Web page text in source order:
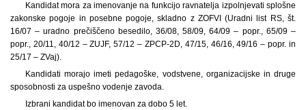
Kandidat mora za imenovanje na funkcijo ravnatelja izpolnjevati splošne
zakonske pogoje in posebne pogoje, skladno z ZOFVI (Uradni list RS, št.
16/07 – uradno prečiščeno besedilo, 36/08, 58/09, 64/09 – popr., 65/09 –
popr., 20/11, 40/12 – ZUJF, 57/12 – ZPCP-2D, 47/15, 46/16, 49/16 – popr. in
25/17 – ZVaj).
Kandidati morajo imeti pedagoške, vodstvene, organizacijske in druge
sposobnosti za uspešno vodenje zavoda.
Izbrani kandidat bo imenovan za dobo 5 let.